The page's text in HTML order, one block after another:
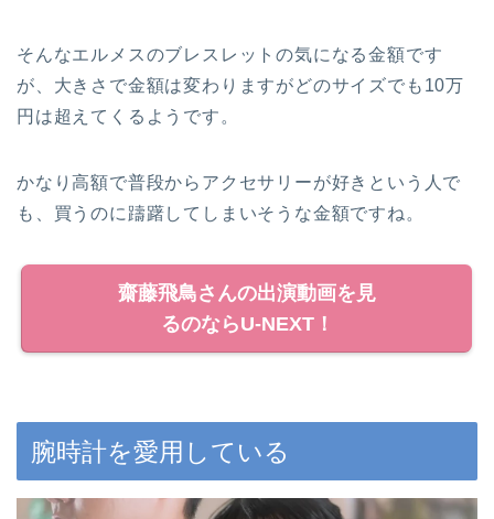
そんなエルメスのブレスレットの気になる金額です
が、大きさで金額は変わりますがどのサイズでも10万
円は超えてくるようです。
かなり高額で普段からアクセサリーが好きという人で
も、買うのに躊躇してしまいそうな金額ですね。
齋藤飛鳥さんの出演動画を見
るのならU-NEXT！
腕時計を愛用している